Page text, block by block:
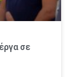
σε